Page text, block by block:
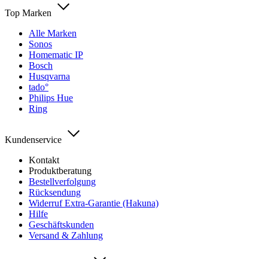
Top Marken
Alle Marken
Sonos
Homematic IP
Bosch
Husqvarna
tado°
Philips Hue
Ring
Kundenservice
Kontakt
Produktberatung
Bestellverfolgung
Rücksendung
Widerruf Extra-Garantie (Hakuna)
Hilfe
Geschäftskunden
Versand & Zahlung